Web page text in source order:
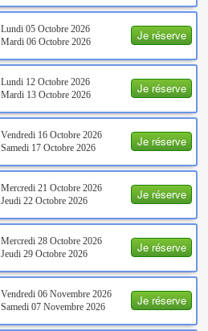
Je réserve
Lundi 05 Octobre 2026
Mardi 06 Octobre 2026
Je réserve
Lundi 12 Octobre 2026
Mardi 13 Octobre 2026
Je réserve
Vendredi 16 Octobre 2026
Samedi 17 Octobre 2026
Je réserve
Mercredi 21 Octobre 2026
Jeudi 22 Octobre 2026
Je réserve
Mercredi 28 Octobre 2026
Jeudi 29 Octobre 2026
Je réserve
Vendredi 06 Novembre 2026
Samedi 07 Novembre 2026